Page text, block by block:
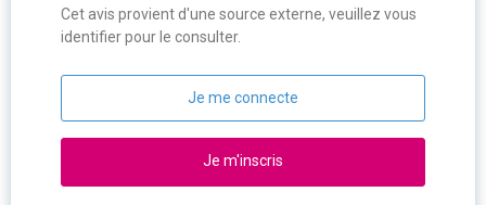
Cet avis provient d'une source externe, veuillez vous
identifier pour le consulter.
Je me connecte
Je m'inscris